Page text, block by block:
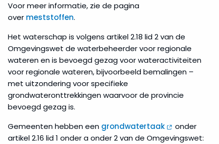
Voor meer informatie, zie de pagina
over meststoffen.
Het waterschap is volgens artikel 2.18 lid 2 van de
Omgevingswet de waterbeheerder voor regionale
wateren en is bevoegd gezag voor wateractiviteiten
voor regionale wateren, bijvoorbeeld bemalingen –
met uitzondering voor specifieke
grondwateronttrekkingen waarvoor de provincie
bevoegd gezag is.
Gemeenten hebben een grondwatertaak
onder
artikel 2.16 lid 1 onder a onder 2 van de Omgevingswet: